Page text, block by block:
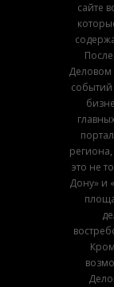
сайте
Деловом
это не
Дону» и